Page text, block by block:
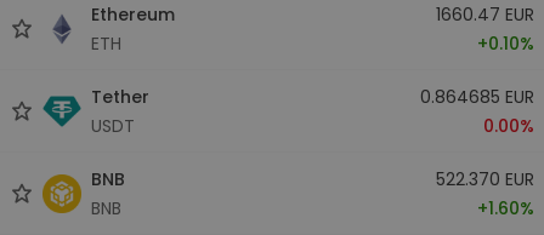
Ethereum
ETH
1660.47 EUR
+0.10%
Tether
USDT
0.864685 EUR
0.00%
BNB
BNB
522.370 EUR
+1.60%